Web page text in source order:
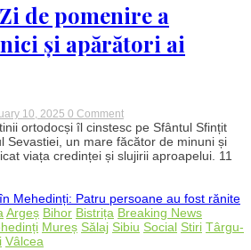
de pomenire a
și apărători ai
10, 2025 0 Commenton
11
februarie
–
Zi
a
sfinților
mucenici
ortodocși îl cinstesc pe Sfântul Sfințit
Sevastiei, un mare făcător de minuni și
viața credinței și slujirii aproapelui. 11
Argeș Bihor Bistrița Breaking News
Mureș Sălaj Sibiu Social Stiri Târgu-
Vâlcea